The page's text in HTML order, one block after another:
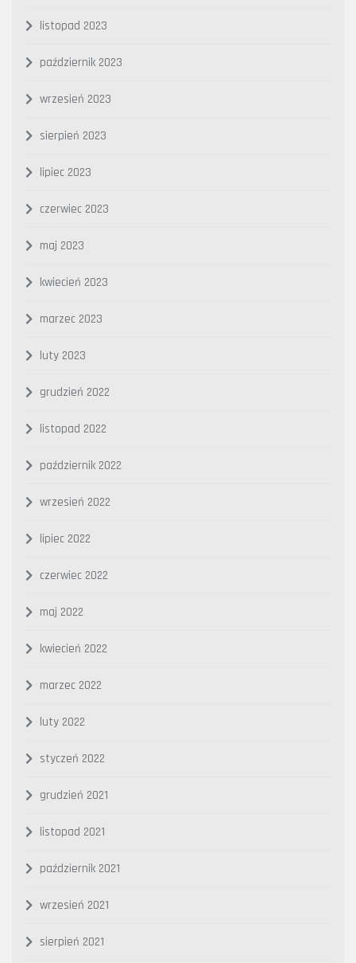
listopad 2023
październik 2023
wrzesień 2023
sierpień 2023
lipiec 2023
czerwiec 2023
maj 2023
kwiecień 2023
marzec 2023
luty 2023
grudzień 2022
listopad 2022
październik 2022
wrzesień 2022
lipiec 2022
czerwiec 2022
maj 2022
kwiecień 2022
marzec 2022
luty 2022
styczeń 2022
grudzień 2021
listopad 2021
październik 2021
wrzesień 2021
sierpień 2021